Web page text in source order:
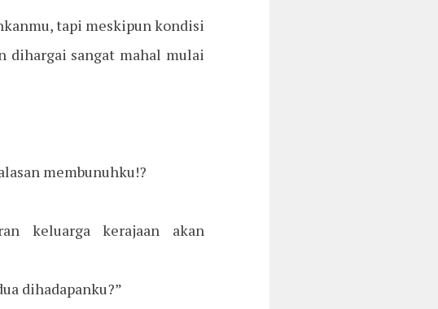
tapi meskipun kondisi
dihargai sangat mahal mulai
membunuhku!?
keluarga kerajaan akan
dihadapanku?”